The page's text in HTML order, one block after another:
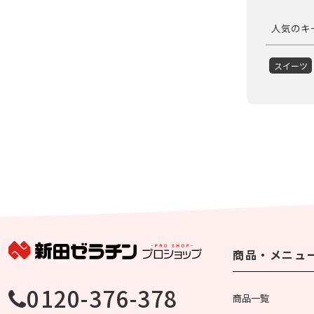
人気の
スイーツ
0120-376-378
商品・メニュ
商品一覧